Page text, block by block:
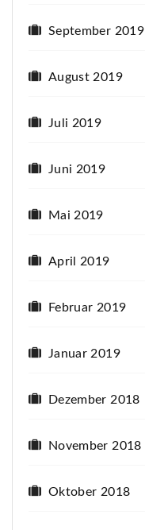
September 2019
August 2019
Juli 2019
Juni 2019
Mai 2019
April 2019
Februar 2019
Januar 2019
Dezember 2018
November 2018
Oktober 2018